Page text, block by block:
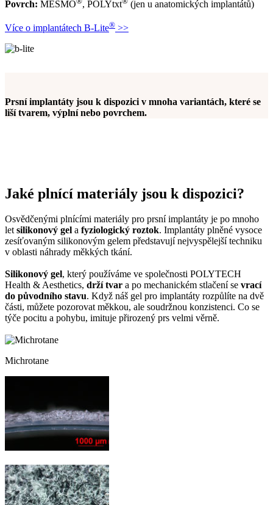
Povrch: MESMO , POLYtxt (jen u anatomických implantátů)
Více o implantátech B-Lite® >>
Prsní implantáty jsou k dispozici v mnoha variantách, které se
liší tvarem, výplní nebo povrchem.
Jaké plnící materiály jsou k dispozici?
Osvědčenými plnícími materiály pro prsní implantáty je po mnoho
letsilikonový gel a fyziologický roztok. Implantáty plněné vysoce
zesíťovaným silikonovým gelem představují nejvyspělejší techniku
v oblasti náhrady měkkých tkání.
Silikonový gel, který používáme ve společnosti POLYTECH
Health & Aesthetics, drží tvar a po mechanickém stlačení se vrací
do původního stavu. Když náš gel pro implantáty rozpůlíte na dvě
části, můžete pozorovat měkkou, ale soudržnou konzistenci. Co se
týče pocitu a pohybu, imituje přirozený prs velmi věrně.
Michrotane